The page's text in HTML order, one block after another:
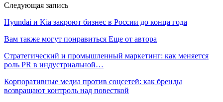
Следующая запись
Hyundai и Kia закроют бизнес в России до конца года
Вам также могут понравиться Еще от автора
Стратегический и промышленный маркетинг: как меняется
роль PR в индустриальной…
Корпоративные медиа против соцсетей: как бренды
возвращают контроль над повесткой